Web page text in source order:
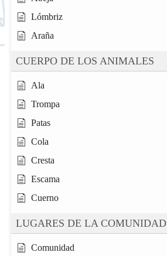
Lómbriz
Araña
CUERPO DE LOS ANIMALES
Ala
Trompa
Patas
Cola
Cresta
Escama
Cuerno
LUGARES DE LA COMUNIDAD
Comunidad